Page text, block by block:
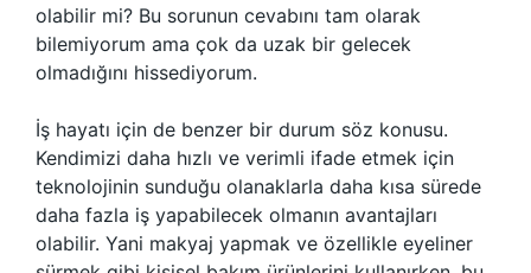
olabilir mi? Bu sorunun cevabını tam olarak
bilemiyorum ama çok da uzak bir gelecek
olmadığını hissediyorum.
İş hayatı için de benzer bir durum söz konusu.
Kendimizi daha hızlı ve verimli ifade etmek için
teknolojinin sunduğu olanaklarla daha kısa sürede
daha fazla iş yapabilecek olmanın avantajları
olabilir. Yani makyaj yapmak ve özellikle eyeliner